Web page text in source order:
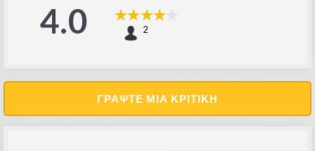
4.0 2
ΓΡΆΨΤΕ ΜΙΑ ΚΡΙΤΙΚΉ